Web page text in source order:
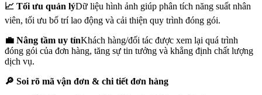
📈 Tối ưu quản lýDữ liệu hình ảnh giúp phân tích năng suất nhân
viên, tối ưu bố trí lao động và cải thiện quy trình đóng gói.
💼 Nâng tầm uy tínKhách hàng/đối tác được xem lại quá trình
đóng gói của đơn hàng, tăng sự tin tưởng và khẳng định chất lượng
dịch vụ.
🔎 Soi rõ mã vận đơn & chi tiết đơn hàng